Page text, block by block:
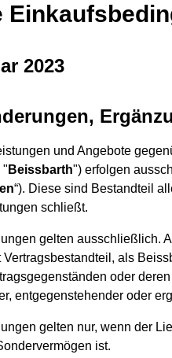
2023
und Angebote
" Beissbarth") erfolgen
“). Diese sind Bestandteil
schließt.
gelten ausschließlich.
als
oder
entgegenstehender oder
gelten nur, wenn der
ist.